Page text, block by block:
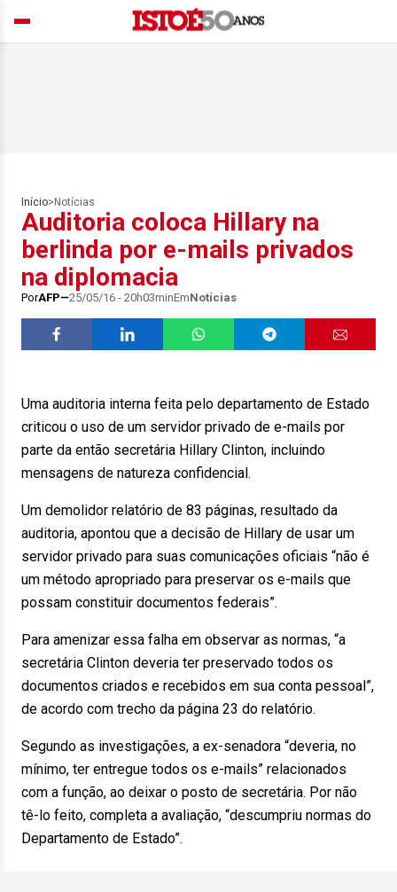
Início> Notícias
Auditoria coloca Hillary na
berlinda por e-mails privados
na diplomacia
PorAFP 25/05/16 - 20h03minEmNotícias
Uma auditoria interna feita pelo departamento de Estado
criticou o uso de um servidor privado de e-mails por
parte da então secretária Hillary Clinton, incluindo
mensagens de natureza confidencial.
Um demolidor relatório de 83 páginas, resultado da
auditoria, apontou que a decisão de Hillary de usar um
servidor privado para suas comunicações oficiais “não é
um método apropriado para preservar os e-mails que
possam constituir documentos federais”.
Para amenizar essa falha em observar as normas, “a
secretária Clinton deveria ter preservado todos os
documentos criados e recebidos em sua conta pessoal”,
de acordo com trecho da página 23 do relatório.
Segundo as investigações, a ex-senadora “deveria, no
mínimo, ter entregue todos os e-mails” relacionados
com a função, ao deixar o posto de secretária. Por não
tê-lo feito, completa a avaliação, “descumpriu normas do
Departamento de Estado”.